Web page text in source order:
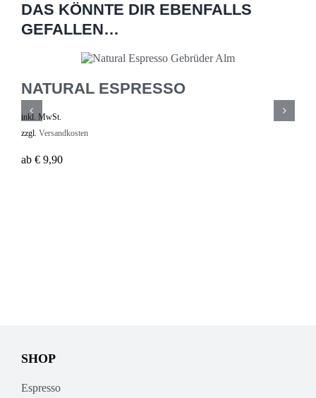
DAS KÖNNTE DIR EBENFALLS
GEFALLEN…
NATURAL ESPRESSO
inkl. MwSt.
zzgl. Versandkosten
ab €9,90
SHOP
Espresso